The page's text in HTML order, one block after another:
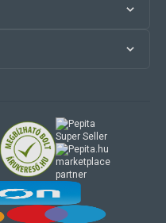
marketplace
partner